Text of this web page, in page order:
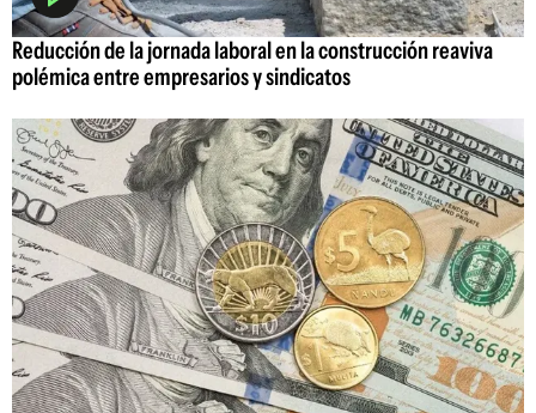
Reducción de la jornada laboral en la construcción reaviva
polémica entre empresarios y sindicatos